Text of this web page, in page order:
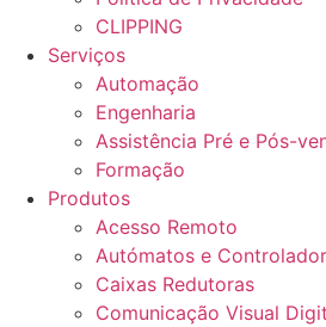
CLIPPING
Serviços
Automação
Engenharia
Assistência Pré e Pós-
Formação
Produtos
Acesso Remoto
Autómatos e
Caixas Redutoras
Comunicação Visual